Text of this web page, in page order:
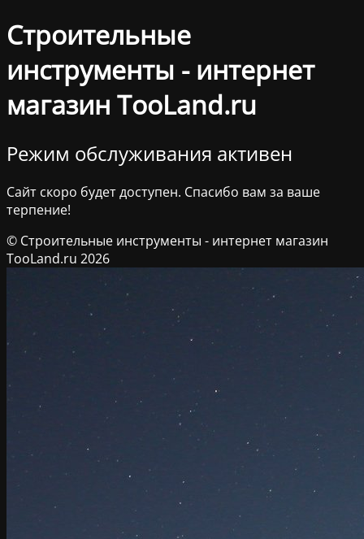
Строительные
инструменты - интернет
магазин TooLand.ru
Режим обслуживания активен
Сайт скоро будет доступен. Спасибо вам за ваше
терпение!
© Строительные инструменты - интернет магазин
TooLand.ru 2026